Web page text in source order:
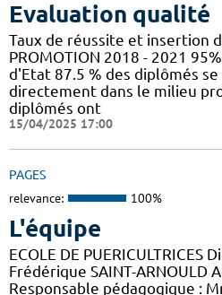
Evaluation qualité
Taux de réussite et insertion
PROMOTION 2018 - 2021
d'Etat 87.5 % des diplômés
directement dans le milieu
diplômés ont
15/04/2025 17:00
PAGES
relevance: 100%
L'équipe
ECOLE DE PUERICULTRICES
Frédérique SAINT-ARNOULD
Responsable pédagogique :